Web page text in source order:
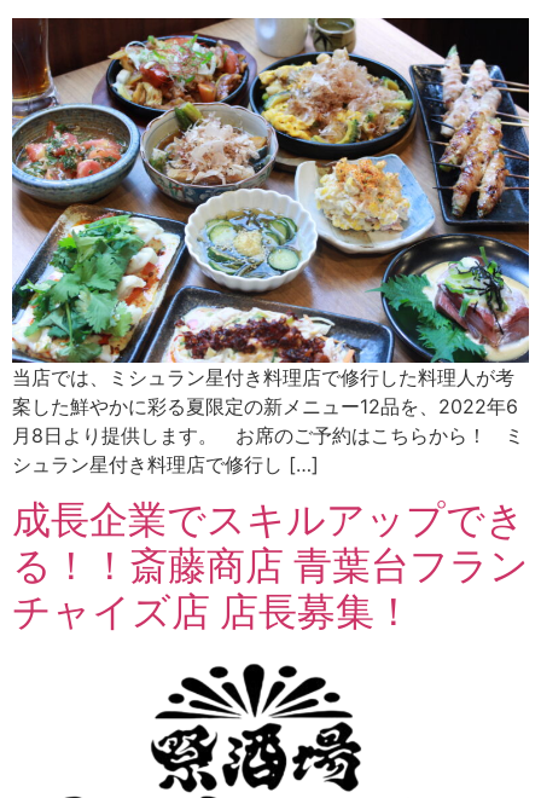
当店では、ミシュラン星付き料理店で修行した料理人が考
案した鮮やかに彩る夏限定の新メニュー12品を、2022年6
月8日より提供します。 お席のご予約はこちらから！ ミ
シュラン星付き料理店で修行し […]
成長企業でスキルアップでき
る！！斎藤商店 青葉台フラン
チャイズ店 店長募集！